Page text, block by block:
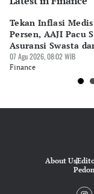
Tekan Inflasi Medis
Persen, AAJI Pacu
Asuransi Swasta
Kesehatan
07 Agu 2026, 08:02 WIB
Finance
About Us